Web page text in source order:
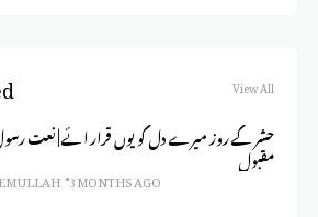
View All
حشر کے روز میرے دل کو یوں قرار ائے | نعت
مقبول
ULLAH 3 MONTHS AGO